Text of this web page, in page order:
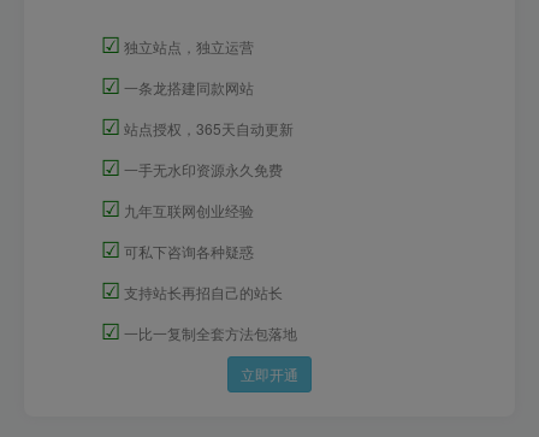
☑ 独立站点，独立运营
☑ 一条龙搭建同款网站
☑ 站点授权，365天自动更新
☑ 一手无水印资源永久免费
☑ 九年互联网创业经验
☑ 可私下咨询各种疑惑
☑ 支持站长再招自己的站长
☑ 一比一复制全套方法包落地
立即开通